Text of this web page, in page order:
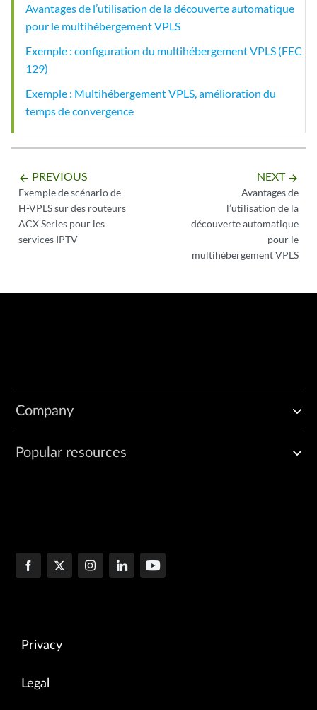
Avantages de l’utilisation de la découverte automatique
pour le multihébergement VPLS
Exemple : configuration du multihébergement VPLS (FEC
129)
Exemple : Multihébergement VPLS, amélioration du
temps de convergence
arrow_backward PREVIOUS
Exemple de scénario de
H-VPLS sur des routeurs
ACX Series pour les
services IPTV
NEXT arrow_forward
Avantages de
l’utilisation de la
découverte automatique
pour le
multihébergement VPLS
Company
Popular resources
Privacy
Legal